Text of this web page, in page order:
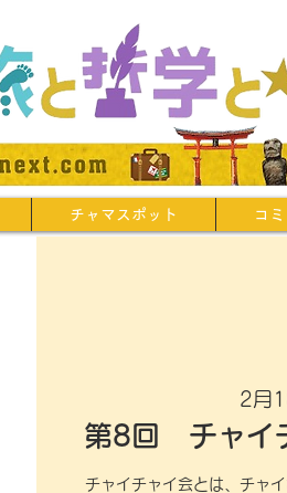
チャマスポット コ
2月
第8回 チャイ
チャイチャイ会とは、チャ